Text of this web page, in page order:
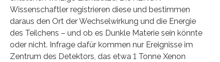
Wissenschaftler registrieren diese und bestimmen
daraus den Ort der Wechselwirkung und die Energie
des Teilchens – und ob es Dunkle Materie sein könnte
oder nicht. Infrage dafür kommen nur Ereignisse im
Zentrum des Detektors, das etwa 1 Tonne Xenon